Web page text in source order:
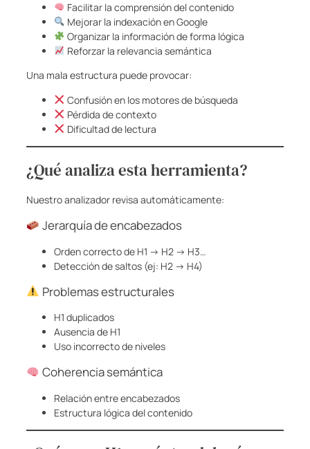
Facilitar la comprensión del contenido
Mejorar la indexación en Google
Organizar la información de forma lógica
Reforzar la relevancia semántica
Una mala estructura puede provocar:
Confusión en los motores de búsqueda
Pérdida de contexto
Dificultad de lectura
¿Qué analiza esta herramienta?
Nuestro analizador revisa automáticamente:
Jerarquía de encabezados
Orden correcto de H1 → H2 → H3…
Detección de saltos (ej: H2 → H4)
Problemas estructurales
H1 duplicados
Ausencia de H1
Uso incorrecto de niveles
Coherencia semántica
Relación entre encabezados
Estructura lógica del contenido